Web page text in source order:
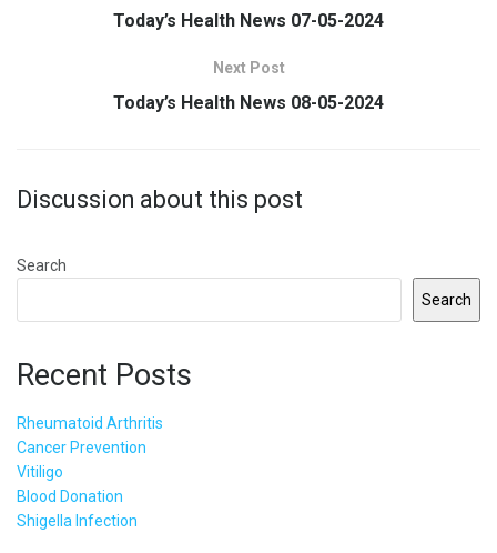
Today’s Health News 07-05-2024
Next Post
Today’s Health News 08-05-2024
Discussion about this post
Search
Search
Recent Posts
Rheumatoid Arthritis
Cancer Prevention
Vitiligo
Blood Donation
Shigella Infection